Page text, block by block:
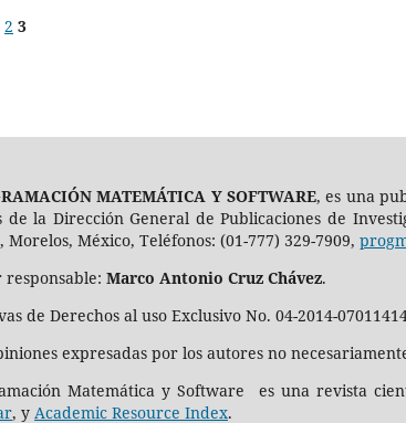
2 3
MATEMÁTICA Y SOFTWARE, es una
de la Dirección General de Publicaciones de
Morelos, México, Teléfonos: (01-777) 329-7909,
responsable: Marco Antonio Cruz Chávez.
de Derechos al uso Exclusivo No. 04-2014-
expresadas por los autores no
Matemática y Software es una revista
, y Academic Resource Index.